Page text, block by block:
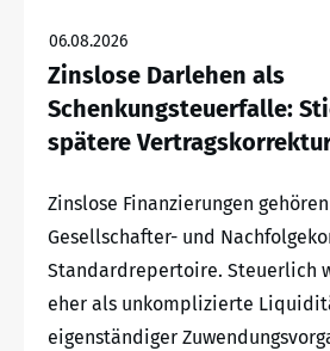
06.08.2026
Zinslose Darlehen als
Schenkungsteuerfalle:
spätere
Zinslose Finanzierungen
Gesellschafter- und
Standardrepertoire. Steuerlich
eher als unkomplizierte
eigenständiger